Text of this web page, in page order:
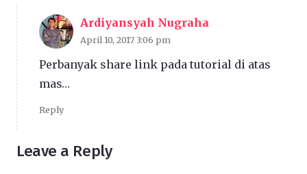
Ardiyansyah Nugraha
April 10, 2017 3:06 pm
Perbanyak share link pada tutorial di atas
mas…
Reply
Leave a Reply